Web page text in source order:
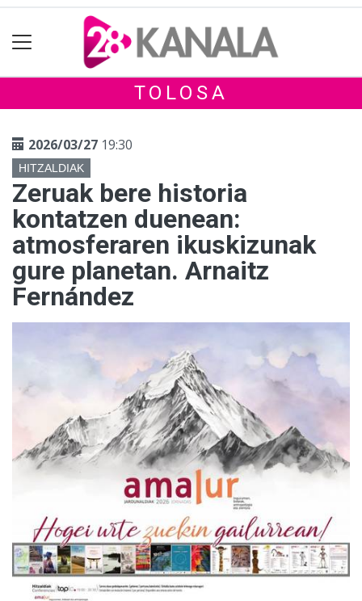
TOLOSA
2026/03/27 19:30
HITZALDIAK
Zeruak bere historia
kontatzen duenean:
atmosferaren ikuskizunak
gure planetan. Arnaitz
Fernández